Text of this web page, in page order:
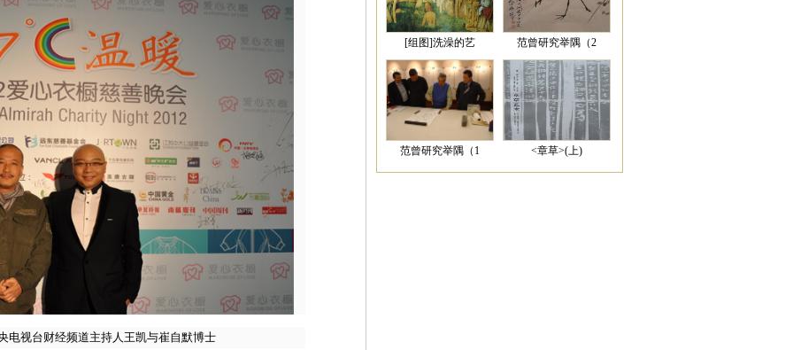
电视台财经频道主持人王凯与崔自默博士
[组图]洗澡的艺 范曾研究举隅（2
范曾研究举隅（1 <章草>(上)